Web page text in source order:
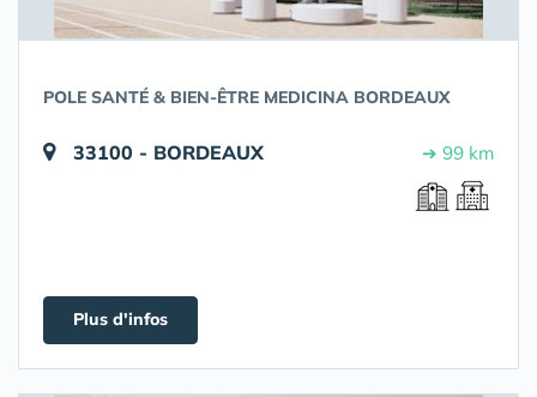
POLE SANTÉ & BIEN-ÊTRE MEDICINA BORDEAUX
33100 - BORDEAUX ➔ 99 km
Plus d'infos